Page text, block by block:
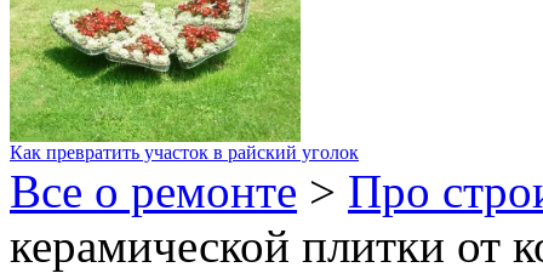
Как превратить участок в райский уголок
Все о ремонте > Про
керамической плитки от